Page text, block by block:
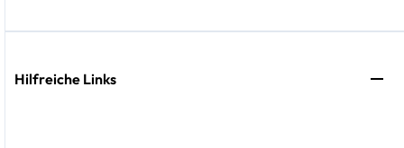
Hilfreiche Links